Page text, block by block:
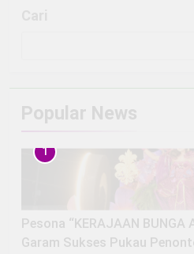
Popular News
1
Pesona “KERAJAAN BUNGA
Garam Sukses Pukau